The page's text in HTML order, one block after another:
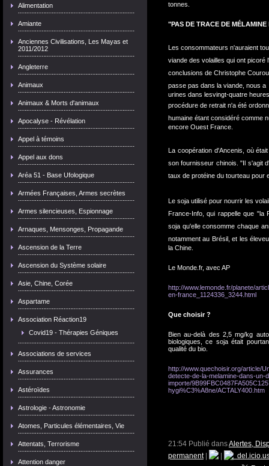
Alimentation
Amiante
Anciennes Civilisations, Les Mayas et
2011/2012
Angleterre
Animaux
Animaux & Morts d'animaux
Apocalyse - Révélation
Appel à témoins
Appel aux dons
Aréa 51 - Base Ufologique
Armées Françaises, Armes secrètes
Armes silencieuses, Espionnage
Arnaques, Mensonges, Propagande
Ascension de la Terre
Ascension du Système solaire
Asie, Chine, Corée
Aspartame
Association Réaction19
Covid19 - Thérapies Géniques
Associations de services
Assurances
Astéroïdes
Astrologie - Astronomie
Atomes, Particules élémentaires, Vie
Attentats, Terrorisme
Attention danger
tonnes.
"PAS DE TRACE DE
Les consommateurs n'auraient
viande des volailles qui ont picoré
conclusions de Christophe
passe pas dans la viande, nous a
urines dans lesvingt-quatre
procédure de retrait n'a été
humaine étant considéré comme
encore Ouest France.
La coopération d'Ancenis, où
son fournisseur chinois. "Il s'agit
taux de protéine du tourteau pour
Le soja utilisé pour nourrir les
France-Info, qui rappelle que "la
soja qu'elle consomme chaque
notamment au Brésil, et les
la Chine.
Le Monde.fr, avec AP
http://www.lemonde.fr/planete/
en-france_1124336_3244.html
Que choisir ?
Bien au-delà des 2,5 mg/kg
biologiques, ce soja était
qualité du bio.
http://www.quechoisir.org/article/
detecte-de-la-melamine-dans-un-
importe/
hygi%C3%A8ne/ACTALY400.htm
21:54 Publié dansAlertes,
permanent|